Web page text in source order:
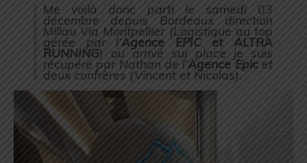
Me voilà donc parti le samedi 03
décembre depuis Bordeaux direction
Millau Via Montpellier (Logistique au top
gérée par l’Agence EPIC et ALTRA
RUNNING) ou arrivé sur place je suis
récupéré par Nathan de l’Agence Epic et
deux confrères (Vincent et Nicolas).